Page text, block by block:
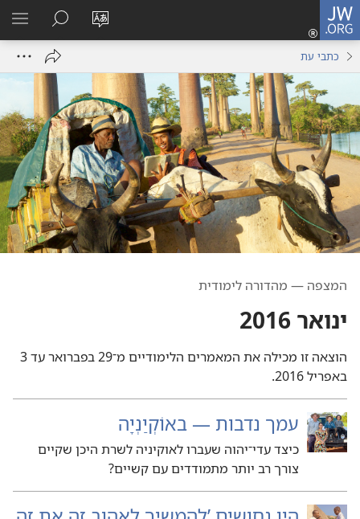
JW.ORG
שנה
האתר
כניסה
(פותח
חיפוש
כתבי עת
המצפה — מהדורה לימודית
ינואר 2016
הוצאה זו מכילה את המאמרים הלימודיים מ־29 בפברואר עד 3
באפריל 2016.‏
עמך נדבות — באוֹקְיַנְיָה
כיצד עדי־יהוה שעברו לאוקיניה לשרת היכן שקיים
צורך רב יותר מתמודדים עם קשיים?‏